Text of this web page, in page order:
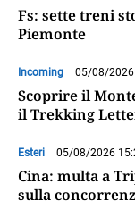
Fs: sette treni
Piemonte
Incoming 05/08/2026
Scoprire il
il Trekking
Esteri 05/08/2026
Cina: multa a
sulla